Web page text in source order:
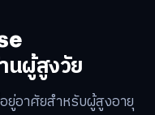
นผู้สูงวัย
ยู่อาศัยสำหรับผู้สูงอายุ